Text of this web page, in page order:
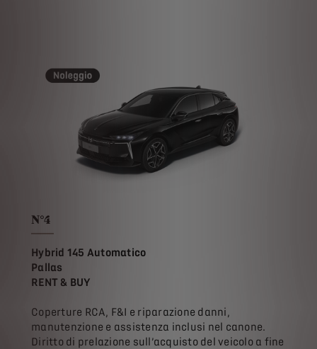
N°4
Hybrid 145 Automatico
Pallas
RENT & BUY
Coperture RCA, F&I e riparazione danni,
manutenzione e assistenza inclusi nel canone.
Diritto di prelazione sull’acquisto del veicolo a fine